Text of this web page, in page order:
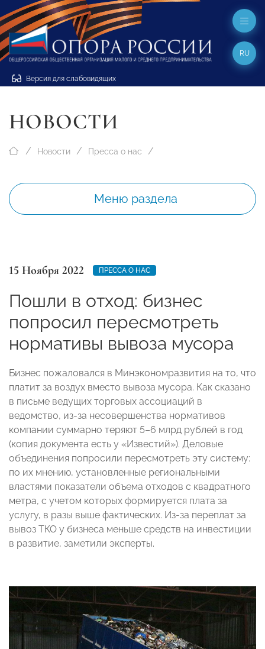
Версия для слабовидящих
RU
НОВОСТИ
Новости Пресса о нас
Меню раздела
15 Ноября 2022 ПРЕССА О НАС
Пошли в отход: бизнес
попросил пересмотреть
нормативы вывоза мусора
Бизнес пожаловался в Минэкономразвития на то, что
платит за воздух вместо вывоза мусора. Как сказано
в письме ведущих торговых ассоциаций в
ведомство, из-за несовершенства нормативов
компании суммарно теряют 5–6 млрд рублей в год
(копия документа есть у «Известий»). Деловые
объединения попросили пересмотреть эту систему:
по их мнению, установленные региональными
властями показатели объема отходов с квадратного
метра, с учетом которых формируется плата за
услугу, в разы выше фактических. Из-за переплат за
вывоз ТКО у бизнеса меньше средств на инвестиции
в развитие, заметили эксперты.